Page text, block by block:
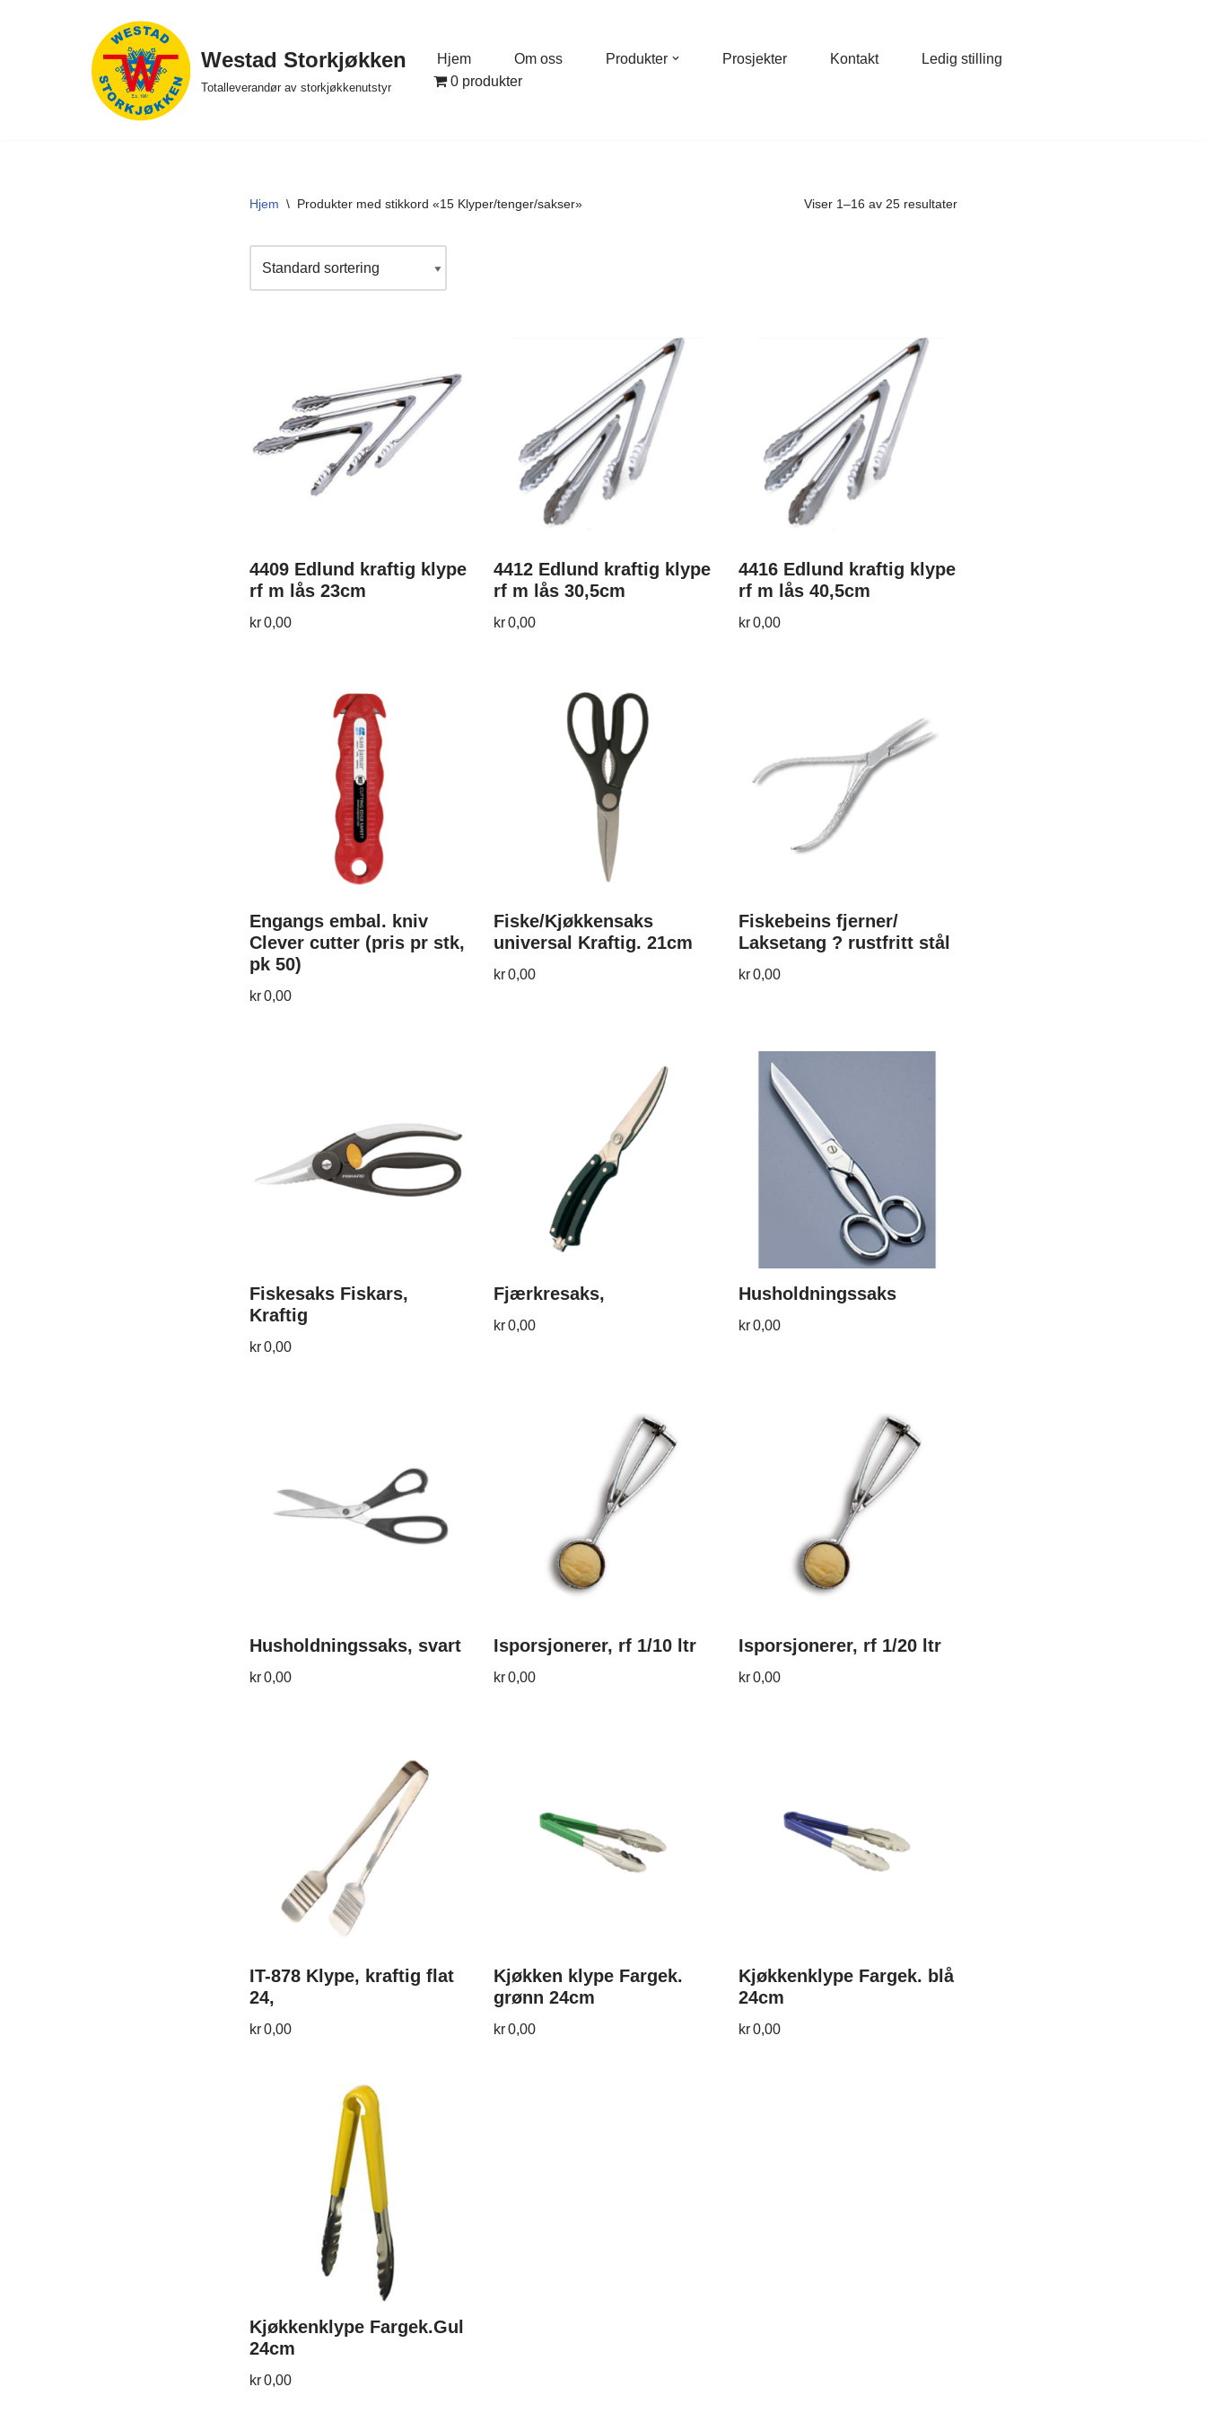
Westad Storkjøkken
Totalleverandør av storkjøkkenutstyr
Hjem Om oss Produkter Prosjekter Kontakt
Ledig stilling
0 produkter
Hjem \ Produkter med stikkord «15 Klyper/tenger/sakser» Viser 1–16 av 25 resultater
4409 Edlund kraftig klype
rf m lås 23cm
kr 0,00
4412 Edlund kraftig klype
rf m lås 30,5cm
kr0,00
4416 Edlund kraftig klype
rf m lås 40,5cm
kr0,00
Engangs embal. kniv
Clever cutter (pris pr stk,
pk 50)
kr 0,00
Fiske/Kjøkkensaks
universal Kraftig. 21cm
kr0,00
Fiskebeins fjerner/
Laksetang ? rustfritt stål
kr0,00
Fiskesaks Fiskars,
Kraftig
kr 0,00
Fjærkresaks,
kr0,00
Husholdningssaks
kr0,00
Husholdningssaks, svart
kr 0,00
Isporsjonerer, rf 1/10 ltr
kr0,00
Isporsjonerer, rf 1/20 ltr
kr0,00
IT-878 Klype, kraftig flat
24,
kr 0,00
Kjøkken klype Fargek.
grønn 24cm
kr0,00
Kjøkkenklype Fargek. blå
24cm
kr0,00
Kjøkkenklype Fargek.Gul
24cm
kr 0,00